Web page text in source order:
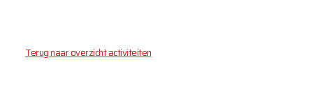
Terug naar overzicht activiteiten